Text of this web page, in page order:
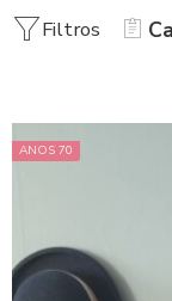
Filtros
ANOS 70